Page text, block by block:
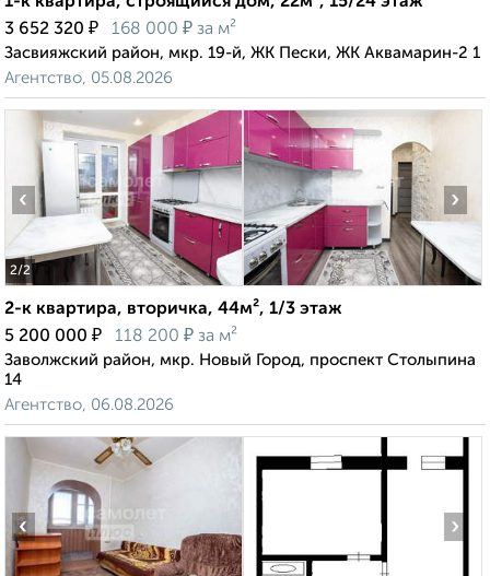
3 652 320 ₽ 168 000 ₽ за м²
Засвияжский район, мкр. 19-й, ЖК Пески, ЖК Аквамарин-2 1
Агентство, 05.08.2026
2/2
‹ ›
2-к квартира, вторичка, 44м², 1/3 этаж
5 200 000 ₽ 118 200 ₽ за м²
Заволжский район, мкр. Новый Город, проспект Столыпина
14
Агентство, 06.08.2026
‹ ›